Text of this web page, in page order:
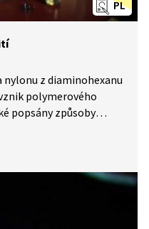
PL
nylonu z diaminohexanu
polymerového
popsány způsoby